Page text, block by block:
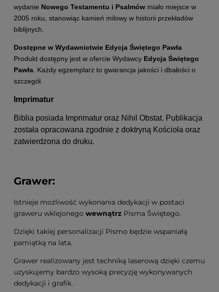
wydanie Nowego Testamentu i Psalmów miało miejsce w
2005 roku, stanowiąc kamień milowy w historii przekładów
biblijnych.
Dostępne w Wydawnictwie Edycja Świętego Pawła
Produkt dostępny jest w ofercie Wydawcy Edycja Świętego
Pawła . Każdy egzemplarz to gwarancja jakości i dbałości o
szczegół.
Imprimatur
Biblia posiada Imprimatur oraz Nihil Obstat. Publikacja
została opracowana zgodnie z doktryną Kościoła oraz
zatwierdzona do druku.
Grawer:
Istnieje możliwość wykonania dedykacji w postaci
graweru wklejonego wewnątrz Pisma Świętego.
Dzięki takiej personalizacji Pismo będzie wspaniałą
pamiątką na lata.
Grawer realizowany jest techniką laserową dzięki czemu
uzyskujemy bardzo wysoką precyzję wykonywanych
dedykacji i grafik.